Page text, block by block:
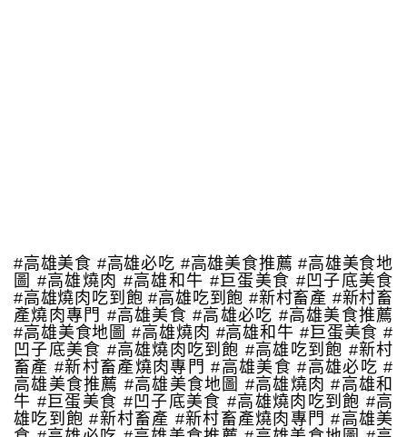
#高雄美食 #高雄必吃 #高雄美食推薦 #高雄美食地
圖 #高雄燒肉 #高雄和牛 #巨蛋美食 #凹子底美食
#高雄燒肉吃到飽 #高雄吃到飽 #新村畜產 #新村畜
產燒肉專門 #高雄美食 #高雄必吃 #高雄美食推薦
#高雄美食地圖 #高雄燒肉 #高雄和牛 #巨蛋美食 #
凹子底美食 #高雄燒肉吃到飽 #高雄吃到飽 #新村
畜產 #新村畜產燒肉專門 #高雄美食 #高雄必吃 #
高雄美食推薦 #高雄美食地圖 #高雄燒肉 #高雄和
牛 #巨蛋美食 #凹子底美食 #高雄燒肉吃到飽 #高
雄吃到飽 #新村畜產 #新村畜產燒肉專門 #高雄美